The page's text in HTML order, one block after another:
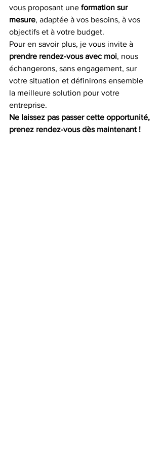
vous proposant une formation sur
mesure, adaptée à vos besoins, à vos
objectifs et à votre budget.
Pour en savoir plus, je vous invite à
prendre rendez-vous avec moi, nous
échangerons, sans engagement, sur
votre situation et définirons ensemble
la meilleure solution pour votre
entreprise.
Ne laissez pas passer cette opportunité,
prenez rendez-vous dès maintenant !